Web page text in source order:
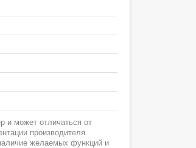
и может отличаться от
производителя.
желаемых функций и